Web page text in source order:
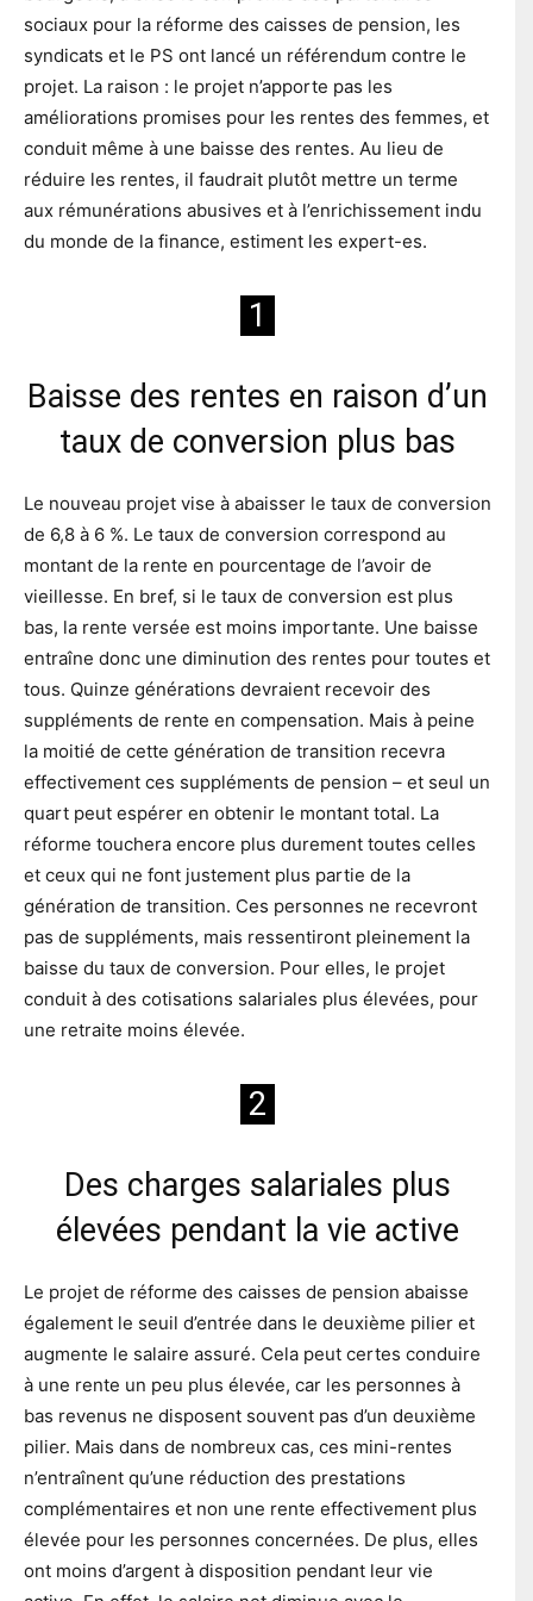
sociaux pour la réforme des caisses de pension, les
syndicats et le PS ont lancé un référendum contre le
projet. La raison : le projet n’apporte pas les
améliorations promises pour les rentes des femmes, et
conduit même à une baisse des rentes. Au lieu de
réduire les rentes, il faudrait plutôt mettre un terme
aux rémunérations abusives et à l’enrichissement indu
du monde de la finance, estiment les expert-es.
1
Baisse des rentes en raison d’un
taux de conversion plus bas
Le nouveau projet vise à abaisser le taux de conversion
de 6,8 à 6 %. Le taux de conversion correspond au
montant de la rente en pourcentage de l’avoir de
vieillesse. En bref, si le taux de conversion est plus
bas, la rente versée est moins importante. Une baisse
entraîne donc une diminution des rentes pour toutes et
tous. Quinze générations devraient recevoir des
suppléments de rente en compensation. Mais à peine
la moitié de cette génération de transition recevra
effectivement ces suppléments de pension – et seul un
quart peut espérer en obtenir le montant total. La
réforme touchera encore plus durement toutes celles
et ceux qui ne font justement plus partie de la
génération de transition. Ces personnes ne recevront
pas de suppléments, mais ressentiront pleinement la
baisse du taux de conversion. Pour elles, le projet
conduit à des cotisations salariales plus élevées, pour
une retraite moins élevée.
2
Des charges salariales plus
élevées pendant la vie active
Le projet de réforme des caisses de pension abaisse
également le seuil d’entrée dans le deuxième pilier et
augmente le salaire assuré. Cela peut certes conduire
à une rente un peu plus élevée, car les personnes à
bas revenus ne disposent souvent pas d’un deuxième
pilier. Mais dans de nombreux cas, ces mini-rentes
n’entraînent qu’une réduction des prestations
complémentaires et non une rente effectivement plus
élevée pour les personnes concernées. De plus, elles
ont moins d’argent à disposition pendant leur vie